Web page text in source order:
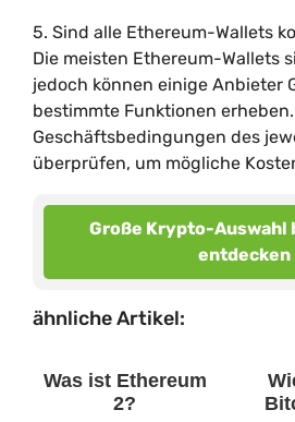
5. Sind alle Ethereum-Wallets
Die meisten Ethereum-Wallets
jedoch können einige Anbieter
bestimmte Funktionen
Geschäftsbedingungen des
überprüfen, um mögliche
Große Krypto-Auswahl
entdecken
ähnliche Artikel:
Was ist Ethereum
2?